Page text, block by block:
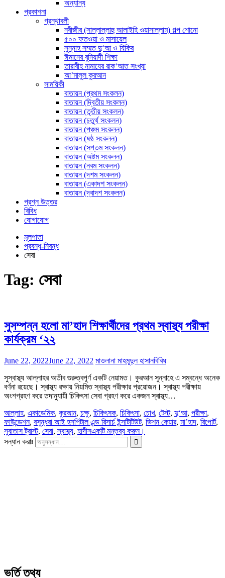
অন্যান্য
প্রকাশনা
গ্রন্থাবলী
নবীজীর (সাল্লাল্লাহু আলাইহি ওয়াসাল্লাম) গল্প শোনো
৫০০ ফতওয়া ও মাসায়েল
সুন্নাহ সম্মত দু‘আ ও যিকির
ঈমানের বুনিয়াদী শিক্ষা
তারাবীহ নামাযের রাক‘আত সংখ্যা
আ’মালুল কুরআন
সাময়িকী
বাতায়ন (প্রথম সংকলন)
বাতায়ন (দ্বিতীয় সংকলন)
বাতায়ন (তৃতীয় সংকলন)
বাতায়ন (চতুর্থ সংকলন)
বাতায়ন (পঞ্চম সংকলন)
বাতায়ন (ষষ্ঠ সংকলন)
বাতায়ন (সপ্তম সংকলন)
বাতায়ন (অষ্টম সংকলন)
বাতায়ন (নবম সংকলন)
বাতায়ন (দশম সংকলন)
বাতায়ন (একাদশ সংকলন)
বাতায়ন (দ্বাদশ সংকলন)
প্রশ্ন উত্তর
বিবিধ
যোগাযোগ
মূলপাতা
প্রবন্ধ-নিবন্ধ
সেবা
Tag: সেবা
সুসম্পন্ন হলো মা’হাদ শিক্ষার্থীদের প্রথম স্বাস্থ্য পরীক্ষা
কার্যক্রম ‘২২
June 22, 2022June 22, 2022 মাওলানা মাহমূদুল হাসানবিবিধ
সুস্বাস্থ্য আল্লাহর অতীব গুরুত্বপূর্ণ একটি নেয়ামত। কুরআন সুন্নাহে এ সম্বন্ধে অনেক
বর্ণনা রয়েছে। স্বাস্থ্য রক্ষায় নিয়মিত স্বাস্থ্য পরীক্ষার প্রয়োজন। স্বাস্থ্য পরীক্ষায়
অংশগ্রহণ করে তদানুযায়ী চিকিৎসা সেবা গ্রহণ করে একজন স্বাস্থ্য…
আল্লাহ, একাডেমিক, কুরআন, চক্ষু, চিকিৎসক, চিকিৎসা, চোখ, টেস্ট, দু‘আ, পরীক্ষা,
ফাউন্ডেশন, বসুন্ধরা আই হসপিটাল এন্ড রিসার্চ ইন্সটিটিউট, ভিশন কেয়ার, মা’হাদ, রিপোর্ট,
সুবাতাস ট্রাস্ট, সেবা,স্বাস্থ্য, হাদীসএকটি মন্তব্য করুন।
সন্ধান করাঃ
ভর্তি তথ্য